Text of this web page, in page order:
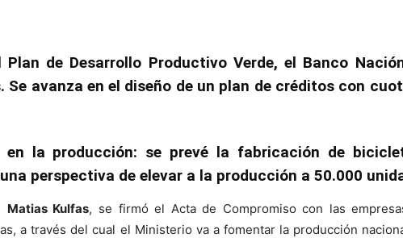
de Desarrollo Productivo Verde, el Banco
avanza en el diseño de un plan de créditos con
la producción: se prevé la fabricación de
perspectiva de elevar a la producción a 50.000
Matias Kulfas, se firmó el Acta de Compromiso con las
a través del cual el Ministerio va a fomentar la producción